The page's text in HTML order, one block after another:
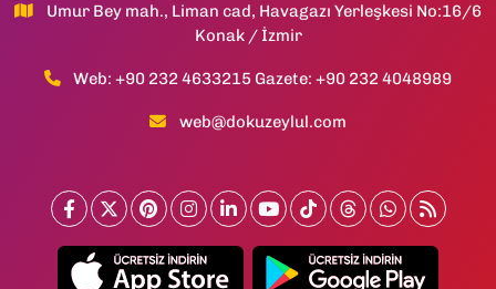
Umur Bey mah., Liman cad, Havagazı Yerleşkesi No:16/6
Konak / İzmir
Web: +90 232 4633215 Gazete: +90 232 4048989
web@dokuzeylul.com